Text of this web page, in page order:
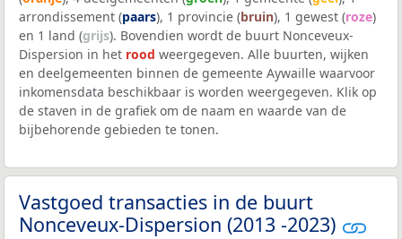
arrondissement (paars), 1 provincie (bruin), 1 gewest (roze)
en 1 land (grijs). Bovendien wordt de buurt Nonceveux-
Dispersion in het rood weergegeven. Alle buurten, wijken
en deelgemeenten binnen de gemeente Aywaille waarvoor
inkomensdata beschikbaar is worden weergegeven. Klik op
de staven in de grafiek om de naam en waarde van de
bijbehorende gebieden te tonen.
Vastgoed transacties in de buurt
Nonceveux-Dispersion (2013 -2023)